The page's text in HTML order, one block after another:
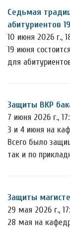
Седьмая
абитуриентов
10 июня 2026 г.,
19 июня
для
Защиты ВКР
7 июня 2026 г.,
3 и 4 июня на
Всего было
так и по
Защиты
29 мая 2026 г.,
28 мая на